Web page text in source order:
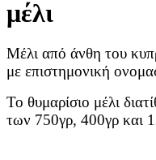
μέλι
Μέλι από άνθη του
με επιστημονική
Το θυμαρίσιο μέλι
των 750γρ, 400γρ και